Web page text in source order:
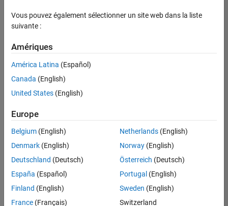
Support client
Ventes pour l'éducation
Actuellement,
aucune
offre
d'emploi
correspondant
à vos
critères
de
recherche.
Vous
pouvez
élargir
Vous pouvez également sélectionner un site web dans la liste
suivante :
Amériques
América Latina (Español)
Canada (English)
United States (English)
Europe
Belgium (English)
Denmark (English)
Deutschland (Deutsch)
España (Español)
Finland (English)
France (Français)
Netherlands(English)
Norway(English)
Österreich (Deutsch)
Portugal (English)
Sweden (English)
Switzerland